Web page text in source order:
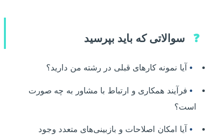
❓ سوالاتی که باید بپرسید
• آیا نمونه کارهای قبلی در رشته من دارید؟
• فرآیند همکاری و ارتباط با مشاور به چه صورت
است؟
• آیا امکان اصلاحات و بازبینی‌های متعدد وجود